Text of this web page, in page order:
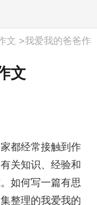
文 >我爱我的爸爸作
文
都经常接触到作
关知识、经验和
如何写一篇有思
整理的我爱我的